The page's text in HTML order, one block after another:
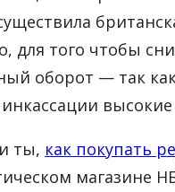
для того чтобы
оборот — так
инкассации
ты, как покупать
магазине